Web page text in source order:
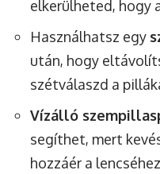
elkerülheted, hogy
Használhatsz egy
után, hogy
szétválaszd a
Vízálló
segíthet, mert
hozzáér a